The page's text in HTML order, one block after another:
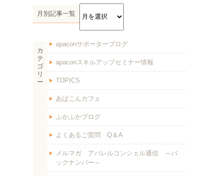
月別記事一覧
カ
テ
ゴ
リ
ー
apaconサポーターブログ
apaconスキルアップセミナー情報
TOPICS
あぱこんカフェ
ふかふかブログ
よくあるご質問 Q＆A
メルマガ アパレルコンシェル通信 ～バ
ックナンバー～